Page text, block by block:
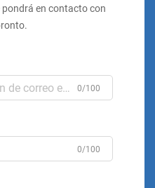
en contacto con
0/100
0/100